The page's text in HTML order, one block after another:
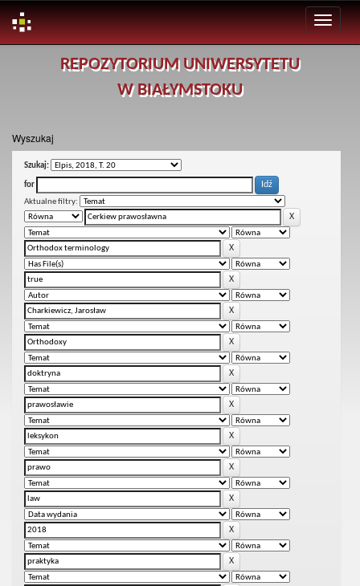
REPOZYTORIUM UNIWERSYTETU
W BIAŁYMSTOKU
Wyszukaj
Szukaj:
for
Aktualne filtry: